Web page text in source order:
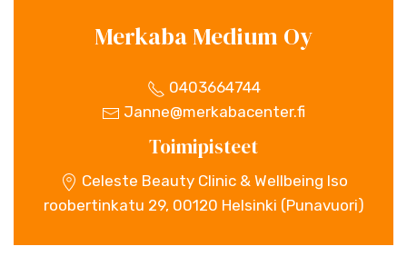
Merkaba Medium Oy
0403664744
Janne@merkabacenter.fi
Toimipisteet
Celeste Beauty Clinic & Wellbeing Iso
roobertinkatu 29, 00120 Helsinki (Punavuori)